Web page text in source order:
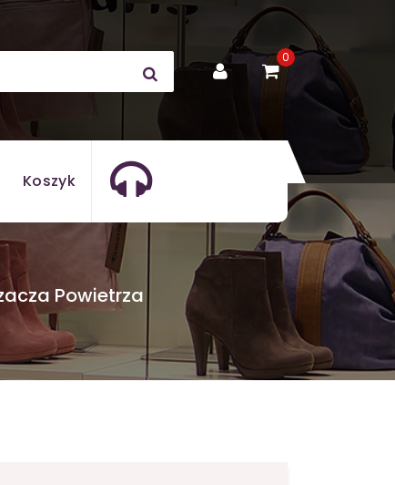
0
Koszyk
Powietrza